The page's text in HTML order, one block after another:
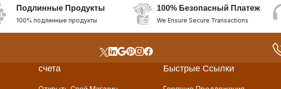
Подлинные Продукты
100% подлинные продукты
100% Безопасный Платеж
We Ensure Secure Transactions
счета Быстрые Ссылки